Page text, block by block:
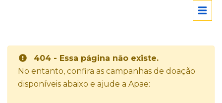
404 - Essa página não existe.
No entanto, confira as campanhas de doação
disponíveis abaixo e ajude a Apae: